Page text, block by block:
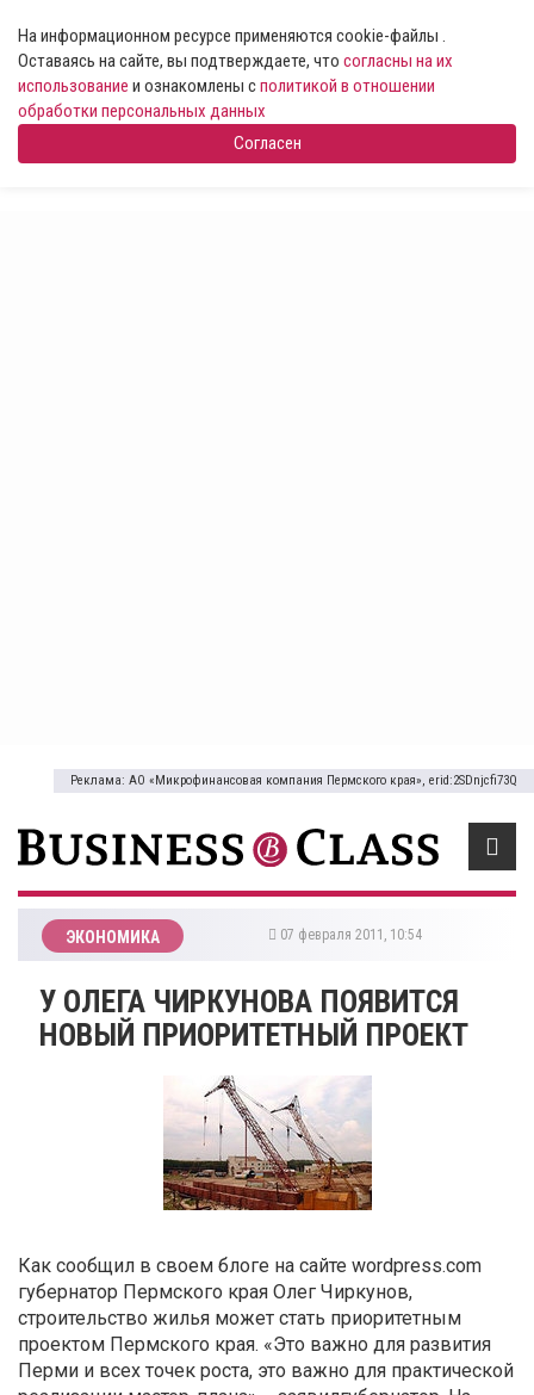
На информационном ресурсе применяются cookie-файлы .
Оставаясь на сайте, вы подтверждаете, что согласны на их
использование и ознакомлены сполитикой в отношении
обработки персональных данных
Согласен
Реклама: АО «Микрофинансовая компания Пермского края», erid:2SDnjcfi73Q
ЭКОНОМИКА 07 февраля 2011, 10:54
У ОЛЕГА ЧИРКУНОВА ПОЯВИТСЯ
НОВЫЙ ПРИОРИТЕТНЫЙ ПРОЕКТ
Как сообщил в своем блоге на сайте wordpress.com
губернатор Пермского края Олег Чиркунов,
строительство жилья может стать приоритетным
проектом Пермского края. «Это важно для развития
Перми и всех точек роста, это важно для практической